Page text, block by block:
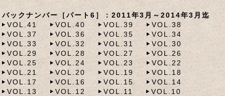
バックナンバー［パート6］：2011年3月～2014年3月迄
VOL.41
VOL.40 VOL.39
VOL.38
VOL.37
VOL.36 VOL.35
VOL.34
VOL.33
VOL.32 VOL.31
VOL.30
VOL.29
VOL.28 VOL.27
VOL.26
VOL.25
VOL.24 VOL.23
VOL.22
VOL.21
VOL.20 VOL.19
VOL.18
VOL.17
VOL.16 VOL.15
VOL.14
VOL.13
VOL.12 VOL.11
VOL.10